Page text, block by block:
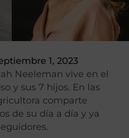
1, 2023
Neeleman vive en el
y sus 7 hijos. En las
comparte
de su día a día y ya